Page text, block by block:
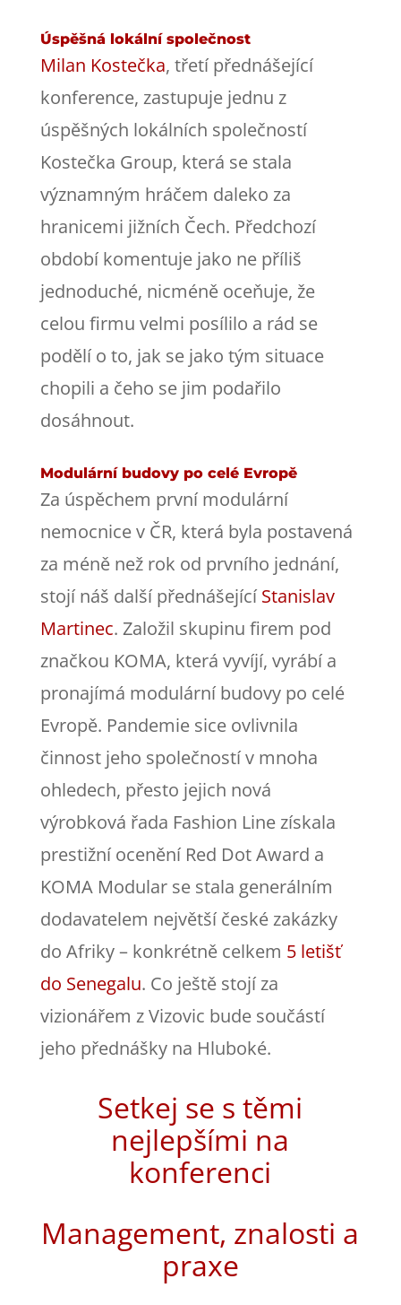
Úspěšná lokální společnost
Milan Kostečka, třetí přednášející
konference, zastupuje jednu z
úspěšných lokálních společností
Kostečka Group, která se stala
významným hráčem daleko za
hranicemi jižních Čech. Předchozí
období komentuje jako ne příliš
jednoduché, nicméně oceňuje, že
celou firmu velmi posílilo a rád se
podělí o to, jak se jako tým situace
chopili a čeho se jim podařilo
dosáhnout.
Modulární budovy po celé Evropě
Za úspěchem první modulární
nemocnice v ČR, která byla postavená
za méně než rok od prvního jednání,
stojí náš další přednášející Stanislav
Martinec. Založil skupinu firem pod
značkou KOMA, která vyvíjí, vyrábí a
pronajímá modulární budovy po celé
Evropě. Pandemie sice ovlivnila
činnost jeho společností v mnoha
ohledech, přesto jejich nová
výrobková řada Fashion Line získala
prestižní ocenění Red Dot Award a
KOMA Modular se stala generálním
dodavatelem největší české zakázky
do Afriky – konkrétně celkem 5 letišť
do Senegalu. Co ještě stojí za
vizionářem z Vizovic bude součástí
jeho přednášky na Hluboké.
Setkej se s těmi
nejlepšími na
konferenci
Management, znalosti a
praxe